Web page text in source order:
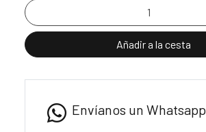
Añadir a la cesta
Envíanos un Whatsapp